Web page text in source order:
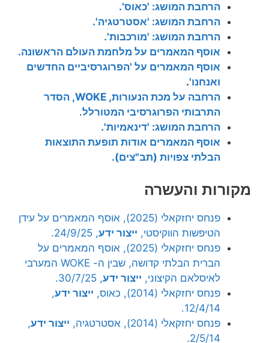
הרחבת המושג: 'כאוס'.
הרחבת המושג: 'אסטרטגיה'.
הרחבת המושג: 'מורכבות'.
אוסף המאמרים על מלחמת העולם הראשונה.
אוסף המאמרים על 'הפרוגרסיביים החדשים
ואנחנו'.
הרחבה על מכת הנעורות, WOKE, הסדר
התרבותי הפרוגרסיבי המטורלל.
הרחבת המושג: 'דינאמיות'.
אוסף המאמרים אודות תופעת התוצאות
הבלתי צפויות (תב"צים).
מקורות והעשרה
פנחס יחזקאלי (2025), אוסף המאמרים על עידן
הטיפשות הווקיסטי, ייצור ידע, 24/9/25.
פנחס יחזקאלי (2025), אוסף המאמרים על
הברית הבלתי קדושה, שבין ה- WOKE המערבי
לאיסלאם הקיצוני, ייצור ידע, 30/7/25.
פנחס יחזקאלי (2014), כאוס,
ייצור ידע,
12/4/14.
פנחס יחזקאלי (2014), אסטרטגיה,
ייצור ידע,
2/5/14.